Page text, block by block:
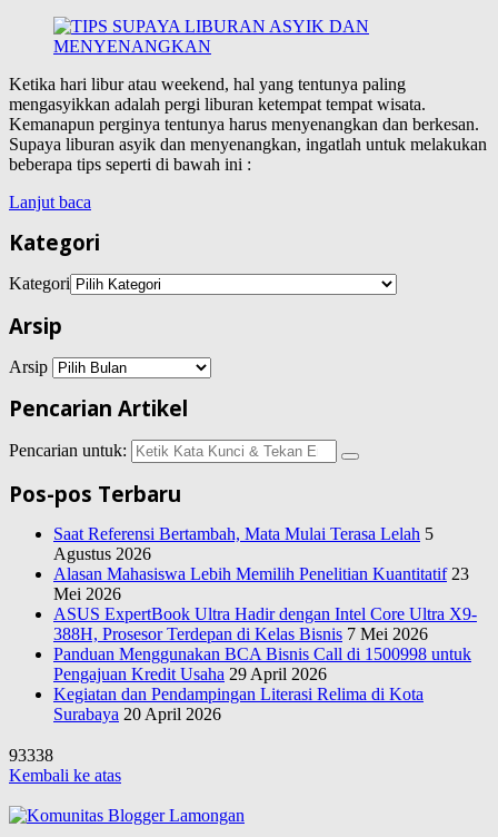
Ketika hari libur atau weekend, hal yang tentunya paling
mengasyikkan adalah pergi liburan ketempat tempat wisata.
Kemanapun perginya tentunya harus menyenangkan dan berkesan.
Supaya liburan asyik dan menyenangkan, ingatlah untuk melakukan
beberapa tips seperti di bawah ini :
Lanjut baca
Kategori
Kategori
Arsip
Arsip
Pencarian Artikel
Pencarian untuk:
Pos-pos Terbaru
Saat Referensi Bertambah, Mata Mulai Terasa Lelah 5
Agustus 2026
Alasan Mahasiswa Lebih Memilih Penelitian Kuantitatif 23
Mei 2026
ASUS ExpertBook Ultra Hadir dengan Intel Core Ultra X9-
388H, Prosesor Terdepan di Kelas Bisnis 7 Mei 2026
Panduan Menggunakan BCA Bisnis Call di 1500998 untuk
Pengajuan Kredit Usaha 29 April 2026
Kegiatan dan Pendampingan Literasi Relima di Kota
Surabaya 20 April 2026
93338
Kembali ke atas